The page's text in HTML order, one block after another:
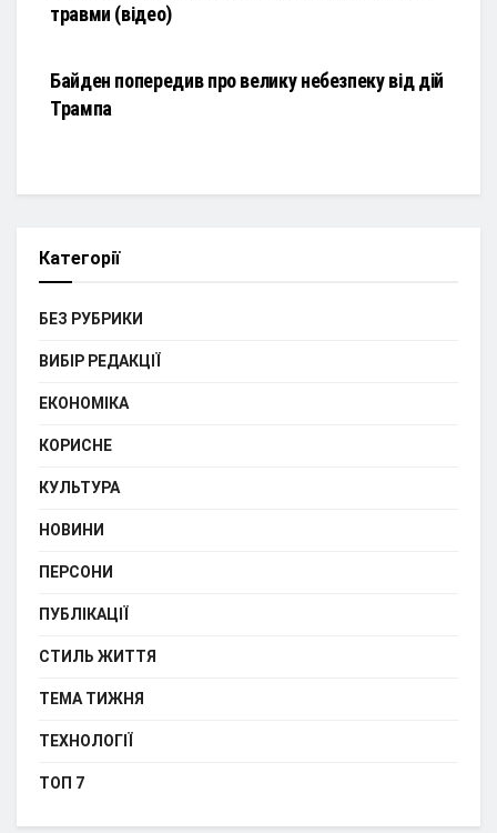
травми (відео)
Байден попередив про велику небезпеку від дій
Трампа
Категорії
БЕЗ РУБРИКИ
ВИБІР РЕДАКЦІЇ
ЕКОНОМІКА
КОРИСНЕ
КУЛЬТУРА
НОВИНИ
ПЕРСОНИ
ПУБЛІКАЦІЇ
СТИЛЬ ЖИТТЯ
ТЕМА ТИЖНЯ
ТЕХНОЛОГІЇ
ТОП 7